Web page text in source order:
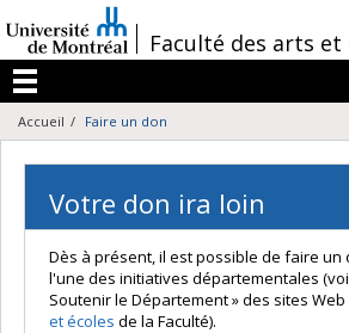
au
contenu
/Faculté des arts et
Menu
Accueil Faire un don
Votre don ira loin
Dès à présent, il est possible de faire
l'une des initiatives départementales
Soutenir le Département » des sites Web
et écoles de la Faculté).